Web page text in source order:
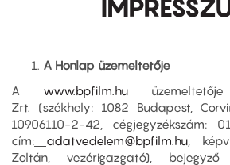
A Honlap üzemeltetője
A www.bpfilm.hu
Zrt.
(székhely: 1082 Budapest,
10906110-2-42, cégjegyzékszám:
cím:
adatvedelem@bpfilm.hu ,
Zoltán, vezérigazgató), bejegyző